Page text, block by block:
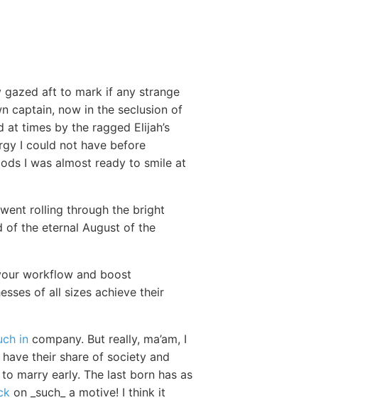
gazed aft to mark if any strange
captain, now in the seclusion of
times by the ragged Elijah’s
I could not have before
I was almost ready to smile at
rolling through the bright
of the eternal August of the
workflow and boost
of all sizes achieve their
in company. But really, ma’am, I
their share of society and
marry early. The last born has as
on _such_ a motive! I think it